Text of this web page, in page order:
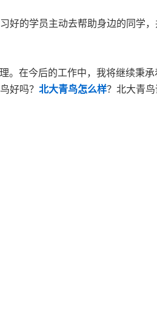
的学员主动去帮助身边的同学
在今后的工作中，我将继续秉
好吗？ 北大青鸟怎么样？北大青